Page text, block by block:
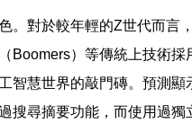
。對於較年輕的Z世代而言
Boomers）等傳統上技術採
智慧世界的敲門磚。預測顯
搜尋摘要功能，而使用過獨